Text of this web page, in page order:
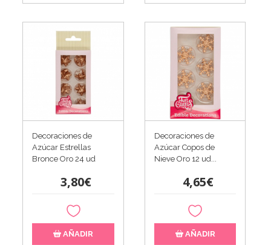
Decoraciones de
Azúcar Estrellas
Bronce Oro 24 ud
3,80€
AÑADIR
Decoraciones de
Azúcar Copos de
Nieve Oro 12 ud...
4,65€
AÑADIR